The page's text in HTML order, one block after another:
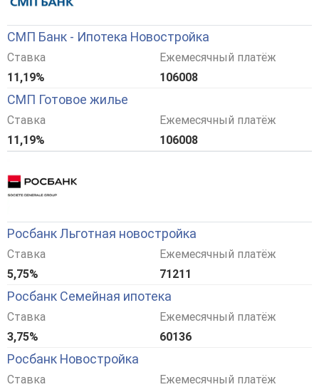
СМП Банк - Ипотека Новостройка
Ставка
11,19%
Ежемесячный платёж
106008
СМП Готовое жилье
Ставка
11,19%
Ежемесячный платёж
106008
Росбанк Льготная новостройка
Ставка
5,75%
Ежемесячный платёж
71211
Росбанк Семейная ипотека
Ставка
3,75%
Ежемесячный платёж
60136
Росбанк Новостройка
Ставка Ежемесячный платёж